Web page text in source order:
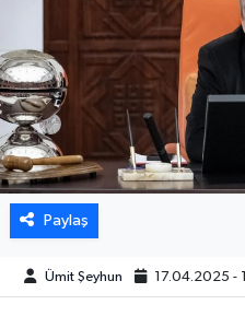
Paylaş
Ümit Şeyhun 17.04.2025 -